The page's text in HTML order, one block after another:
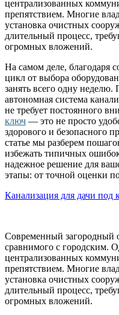
централизованных
препятствием. Многие
установка очистных
длительный процесс,
огромных вложений.
На самом деле, благодаря
цикл от выбора
занять всего одну
автономная система
не требует постоянного
ключ — это не просто
здорового и безопасного
статье мы разберем
избежать типичных
надежное решение для
этапы: от точной оценки
Канализация для дачи под
Современный загородный
сравнимого с городским.
централизованных
препятствием. Многие
установка очистных
длительный процесс,
огромных вложений.